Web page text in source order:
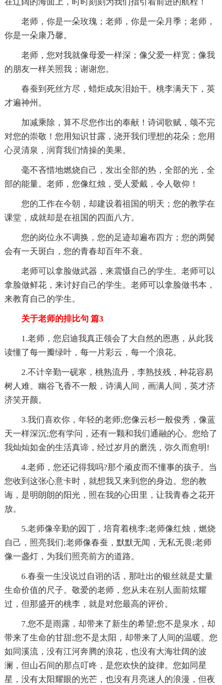
老师，你是一朵玫瑰；老师，你是一朵月季；老师，
你是一朵康乃馨。
老师，您对我就像母爱一样深；像父爱一样宽；像我
的朋友一样关照我；谢谢您。
春蚕到死丝方尽，蜡炬成灰泪始干。桃李满天下，英
才遍神州。
加减乘除，算不尽您作出的奉献！诗词歌赋，颂不完
对您的崇敬！您用知识甘露，浇开我们理想的花朵；您用
心灵清泉，润育我们情操的美果。
毫不吝惜地燃烧自己，发出全部的热，全部的光，全
部的能量。老师，您像红烛，受人爱戴，令人敬仰！
您的工作在今朝，却建设着祖国的明天；您的教学在
课堂，成就却是在祖国的四面八方。
您的岗位永不调换，您的足迹却遍布四方；您的两鬓
会有一天斑白，您的青春却百年不衰。
老师可以拿脸做武器，来震慑自己的学生。老师可以
拿脸做鲜花，来讨好自己的学生。老师可以拿脸做书本，
来教育自己的学生。
关于老师的排比句 篇3
1.老师，您启迪我真正领会了大自然的恩惠，从此我
读懂了每一瓣绿叶，每一片彩云，每一个浪花。
2.不计辛勤一砚寒，桃熟流丹，李熟技残，种花容易
树人难。幽谷飞香不一般，诗满人间，画满人间，英才济
济笑开颜。
3.我们喜欢你，年轻的老师;您像云杉一般俊秀，像蓝
天一样深沉;您有学问，还有一颗和我们通融的心。您给了
我灿灿如金的生活真谛，经过岁月的磨洗，弥久而愈明!
4.老师，您还记得我吗?那个顽皮而不懂事的孩子。当
您收到这张心意卡时，就想我又来到您的身边。您的教
诲，是明朗朗的阳光，照在我的心田里，让我青春之花开
放。
5.老师像辛勤的园丁，培育着桃李;老师像红烛，燃烧
自己，照亮我们;老师像春蚕，默默无闻，无私无畏;老师
像一盏灯，为我们照亮前方的道路。
6.春蚕一生没说过自诩的话，那吐出的银丝就是丈量
生命价值的尺子。敬爱的老师，您从未在别人面前炫耀
过，但那盛开的桃李，就是对您最高的评价。
7.您不是雨露，却带来了新生的希望;您不是泉水，却
带来了生命的甘甜;您不是太阳，却带来了人间的温暖。您
如同溪流，没有江河奔腾的浪花，也没有大海壮阔的波
澜，但山石间的那点叮咚，是您欢快的旋律。您如同星
星，没有太阳耀眼的光芒，也没有月亮迷人的浪漫，但夜